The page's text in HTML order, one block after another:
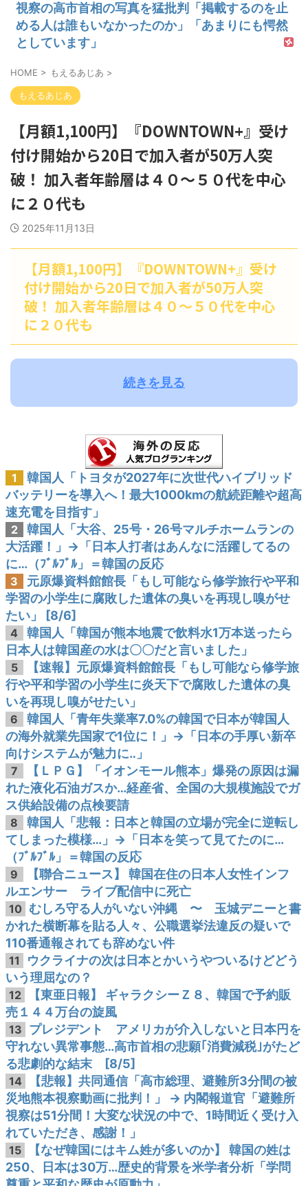
視察の高市首相の写真を猛批判「掲載するのを止
める人は誰もいなかったのか」「あまりにも愕然
としています」
HOME > もえるあじあ >
もえるあじあ
【月額1,100円】『DOWNTOWN+』受け
付け開始から20日で加入者が50万人突
破！ 加入者年齢層は４０～５０代を中心
に２０代も
2025年11月13日
【月額1,100円】『DOWNTOWN+』受け
付け開始から20日で加入者が50万人突
破！ 加入者年齢層は４０～５０代を中心
に２０代も
続きを見る
1
韓国人「トヨタが2027年に次世代ハイブリッド
バッテリーを導入へ！最大1000kmの航続距離や超高
速充電を目指す」
2
韓国人「大谷、25号・26号マルチホームランの
大活躍！」→「日本人打者はあんなに活躍してるの
に…（ﾌﾞﾙﾌﾞﾙ」＝韓国の反応
3
元原爆資料館館長「もし可能なら修学旅行や平和
学習の小学生に腐敗した遺体の臭いを再現し嗅がせ
たい」 [8/6]
4
韓国人「韓国が熊本地震で飲料水1万本送ったら
日本人は韓国産の水は〇〇だと言いました」
5
【速報】元原爆資料館館長「もし可能なら修学旅
行や平和学習の小学生に炎天下で腐敗した遺体の臭
いを再現し嗅がせたい」
6
韓国人「青年失業率7.0%の韓国で日本が韓国人
の海外就業先国家で1位に！」→「日本の手厚い新卒
向けシステムが魅力に‥」
7
【ＬＰＧ】「イオンモール熊本」爆発の原因は漏
れた液化石油ガスか…経産省、全国の大規模施設でガ
ス供給設備の点検要請
8
韓国人「悲報：日本と韓国の立場が完全に逆転し
てしまった模様…」→「日本を笑って見てたのに…
（ﾌﾞﾙﾌﾞﾙ」＝韓国の反応
9
【聯合ニュース】 韓国在住の日本人女性インフ
ルエンサー ライブ配信中に死亡
10 むしろ守る人がいない沖縄 〜 玉城デニーと書
かれた横断幕を貼る人々、公職選挙法違反の疑いで
110番通報されても辞めない件
11
ウクライナの次は日本とかいうやついるけどどう
いう理屈なの？
12
【東亜日報】 ギャラクシーＺ８、韓国で予約販
売１４４万台の旋風
13 プレジデント アメリカが介入しないと日本円を
守れない異常事態…高市首相の悲願｢消費減税｣がたど
る悲劇的な結末 [8/5]
14
【悲報】共同通信「高市総理、避難所3分間の被
災地熊本視察動画に批判！」 → 内閣報道官「避難所
視察は51分間！大変な状況の中で、1時間近く受け入
れていただき、感謝！」
15
【なぜ韓国にはキム姓が多いのか】 韓国の姓は
250、日本は30万…歴史的背景を米学者分析「学問